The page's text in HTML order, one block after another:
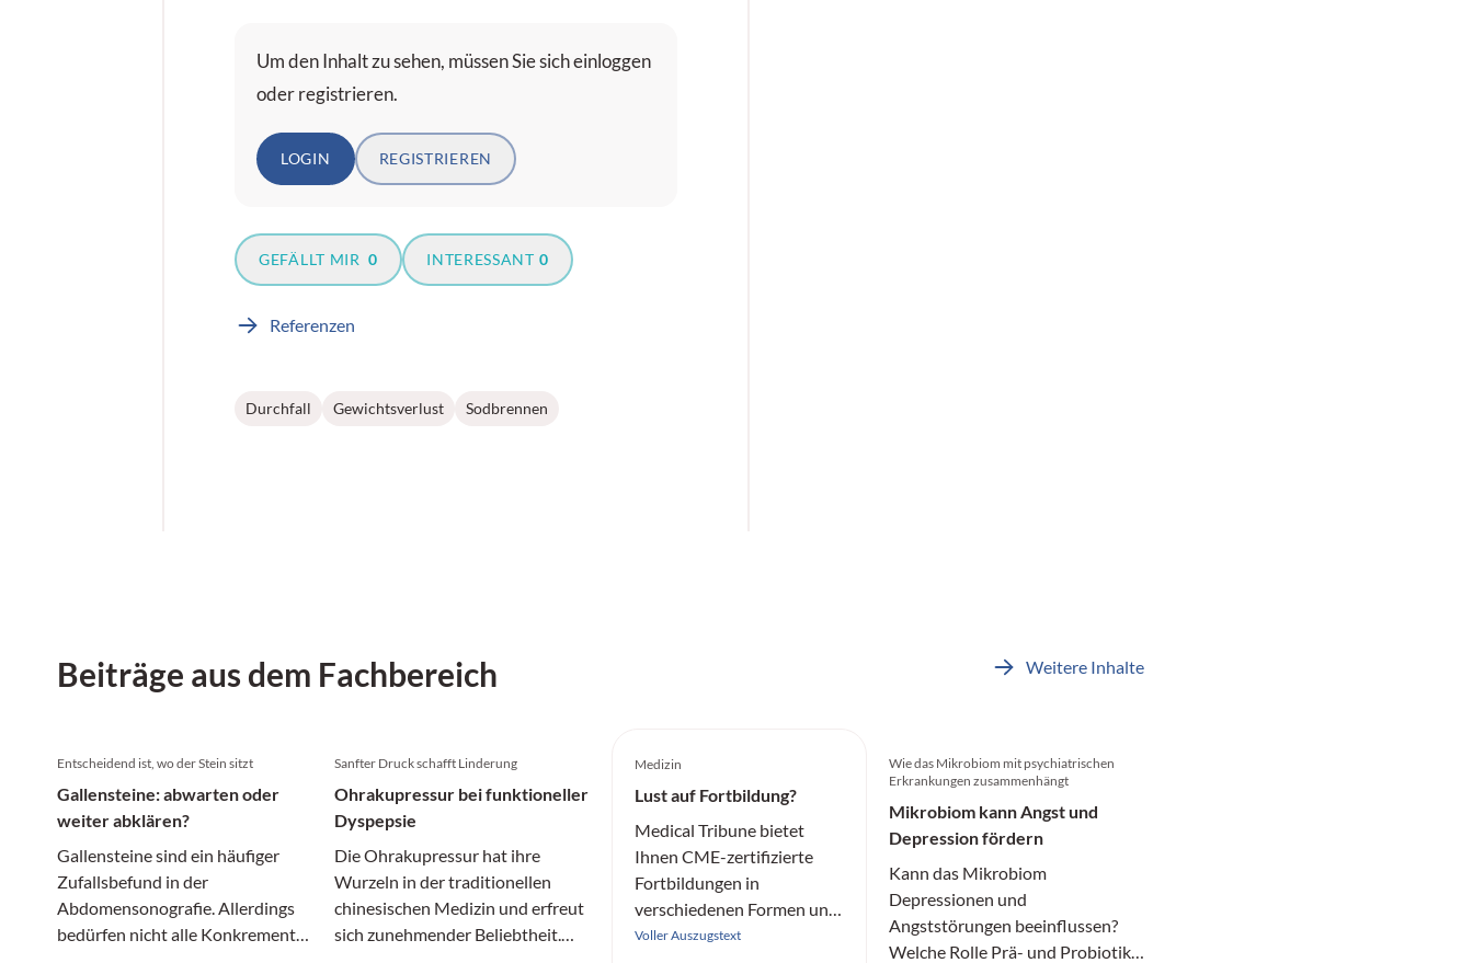
Um den Inhalt zu sehen, müssen Sie sich einloggen
oder registrieren.
LOGIN REGISTRIEREN
GEFÄLLT MIR 0 INTERESSANT 0
Referenzen
Durchfall Gewichtsverlust Sodbrennen
Beiträge aus dem Fachbereich Weitere Inhalte
Entscheidend ist, wo der Stein sitzt
Gallensteine: abwarten oder
weiter abklären?
Gallensteine sind ein häufiger
Zufallsbefund in der
Abdomensonografie. Allerdings
bedürfen nicht alle Konkremente
Sanfter Druck schafft Linderung
Ohrakupressur bei funktioneller
Dyspepsie
Die Ohrakupressur hat ihre
Wurzeln in der traditionellen
chinesischen Medizin und erfreut
sich zunehmender Beliebtheit.
Medizin
Lust auf Fortbildung?
Medical Tribune bietet
Ihnen CME-zertifizierte
Fortbildungen in
verschiedenen Formen und
aus allen Fachrichtungen
Voller Auszugstext
Wie das Mikrobiom mit psychiatrischen
Erkrankungen zusammenhängt
Mikrobiom kann Angst und
Depression fördern
Kann das Mikrobiom
Depressionen und
Angststörungen beeinflussen?
Welche Rolle Prä- und Probiotika